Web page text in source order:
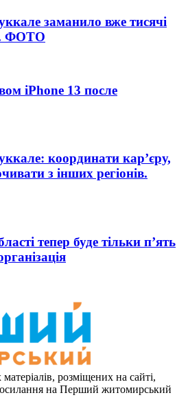
заманило вже тисячі
ФОТО
iPhone 13 после
координати кар’єру,
з інших регіонів.
тепер буде тільки п’ять
розміщених на сайті,
на Перший житомирський